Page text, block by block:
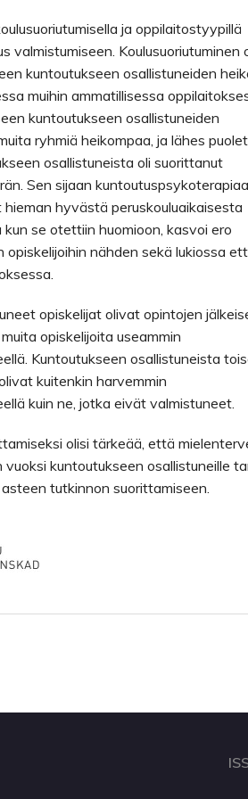
ja oppilaitostyypillä
valmistumiseen. Koulusuoriutuminen
kuntoutukseen osallistuneiden
muihin ammatillisessa
kuntoutukseen osallistuneiden
ryhmiä heikompaa, ja lähes
osallistuneista oli suorittanut
Sen sijaan
hyvästä peruskouluaikaisesta
kun se otettiin huomioon, kasvoi ero
opiskelijoihin nähden sekä lukiossa
opiskelijat olivat opintojen
opiskelijoita useammin
Kuntoutukseen osallistuneista
kuitenkin harvemmin
kuin ne, jotka eivät valmistuneet.
olisi tärkeää, että
kuntoutukseen osallistuneille
tutkinnon suorittamiseen.